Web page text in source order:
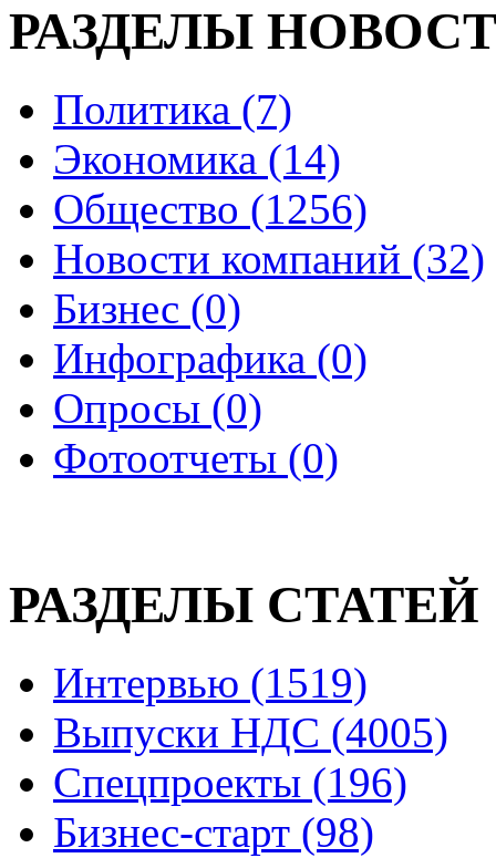
РАЗДЕЛЫ
Политика (7)
Экономика (14)
Общество (1256)
Новости компаний (32)
Бизнес (0)
Инфографика (0)
Опросы (0)
Фотоотчеты (0)
РАЗДЕЛЫ СТАТЕЙ
Интервью (1519)
Выпуски НДС (4005)
Спецпроекты (196)
Бизнес-старт (98)